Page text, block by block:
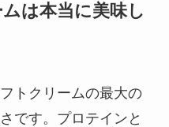
は本当に美味し
トクリームの最大の
です。プロテインと